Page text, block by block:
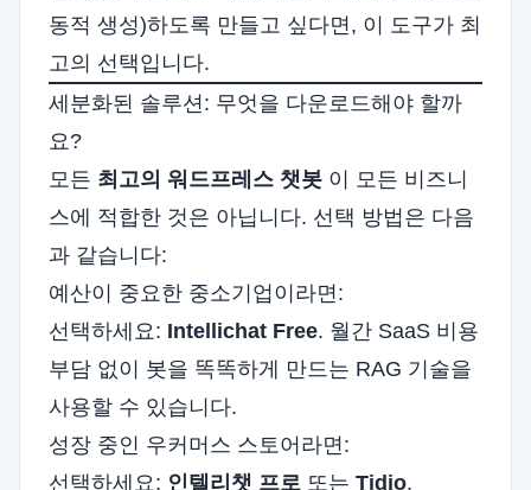
동적 생성)하도록 만들고 싶다면, 이 도구가 최
고의 선택입니다.
세분화된 솔루션: 무엇을 다운로드해야 할까
요?
모든 최고의 워드프레스 챗봇 이 모든 비즈니
스에 적합한 것은 아닙니다. 선택 방법은 다음
과 같습니다:
예산이 중요한 중소기업이라면:
선택하세요: Intellichat Free. 월간 SaaS 비용
부담 없이 봇을 똑똑하게 만드는 RAG 기술을
사용할 수 있습니다.
성장 중인 우커머스 스토어라면:
선택하세요: 인텔리챗 프로 또는 Tidio.